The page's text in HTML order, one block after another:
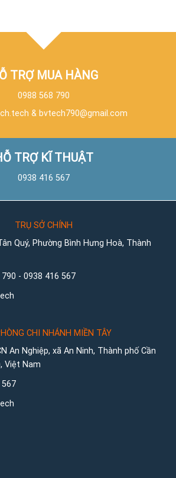
TRỢ MUA HÀNG
0988 568 790
& bvtech790@gmail.com
TRỢ KĨ THUẬT
0938 416 567
TRỤ SỞ CHÍNH
Quý, Phường Bình Hưng Hoà, Thành
- 0938 416 567
CHI NHÁNH MIỀN TÂY
An Nghiệp, xã An Ninh, Thành phố Cần
Việt Nam
567